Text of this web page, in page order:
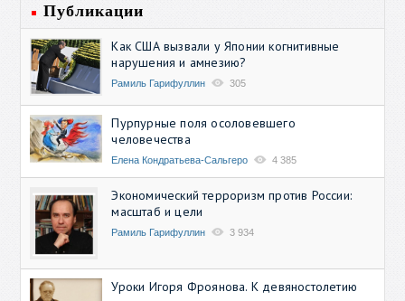
Публикации
Как США вызвали у Японии когнитивные
нарушения и амнезию?
Рамиль Гарифуллин 305
Пурпурные поля осоловевшего
человечества
Елена Кондратьева-Сальгеро 4 385
Экономический терроризм против России:
масштаб и цели
Рамиль Гарифуллин 3 934
Уроки Игоря Фроянова. К девяностолетию